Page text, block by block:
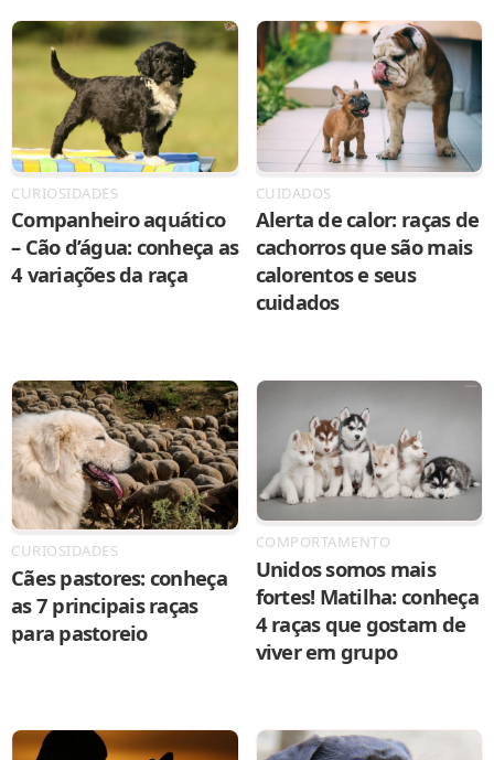
CURIOSIDADES
Companheiro aquático
– Cão d’água: conheça as
4 variações da raça
CUIDADOS
Alerta de calor: raças de
cachorros que são mais
calorentos e seus
cuidados
CURIOSIDADES
Cães pastores: conheça
as 7 principais raças
para pastoreio
COMPORTAMENTO
Unidos somos mais
fortes! Matilha: conheça
4 raças que gostam de
viver em grupo